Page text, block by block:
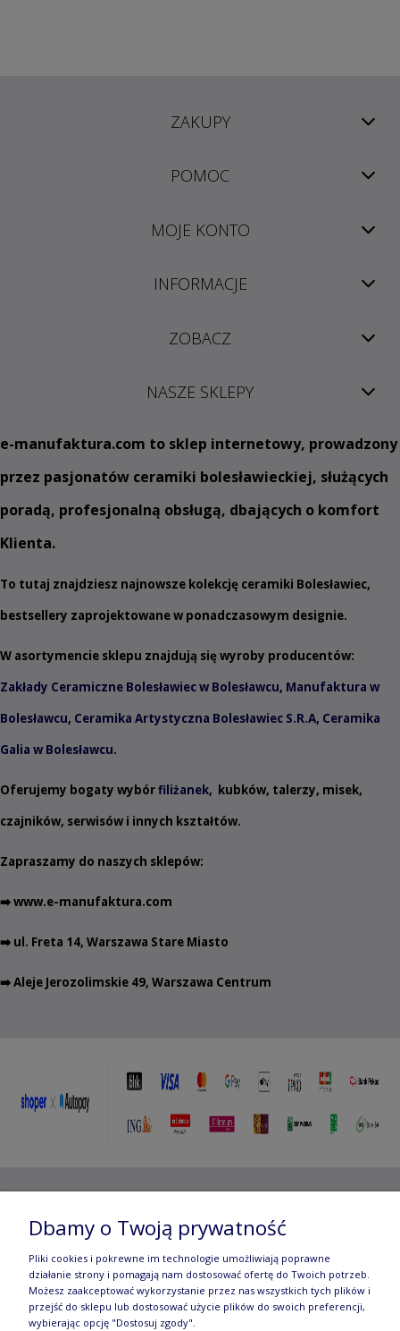
ZAKUPY
POMOC
MOJE KONTO
INFORMACJE
ZOBACZ
NASZE SKLEPY
e-manufaktura.com to sklep internetowy, prowadzony
przez pasjonatów ceramiki bolesławieckiej, służących
poradą, profesjonalną obsługą, dbających o komfort
Klienta.
To tutaj znajdziesz najnowsze kolekcję ceramiki Bolesławiec,
bestsellery zaprojektowane w ponadczasowym designie.
W asortymencie sklepu znajdują się wyroby producentów:
Zakłady Ceramiczne Bolesławiec w Bolesławcu, Manufaktura w
Bolesławcu, Ceramika Artystyczna Bolesławiec S.R.A, Ceramika
Galia w Bolesławcu.
Oferujemy bogaty wybórfiliżanek, kubków, talerzy, misek,
czajników, serwisów i innych kształtów.
Zapraszamy do naszych sklepów:
➡️www.e-manufaktura.com
➡️ ul. Freta 14, Warszawa Stare Miasto
➡️ Aleje Jerozolimskie 49, Warszawa Centrum
Jerozolimskie 49, 00-696 Warszawa | e-mail:
manufaktura.com|
Wszelkie prawa zastrzeżone. Fotografie oraz opisy zamieszczone
Dbamy o Twoją prywatność
Pliki cookies i pokrewne im technologie umożliwiają poprawne
działanie strony i pomagają nam dostosować ofertę do Twoich potrzeb.
Możesz zaakceptować wykorzystanie przez nas wszystkich tych plików i
przejść do sklepu lub dostosować użycie plików do swoich preferencji,
wybierając opcję "Dostosuj zgody".